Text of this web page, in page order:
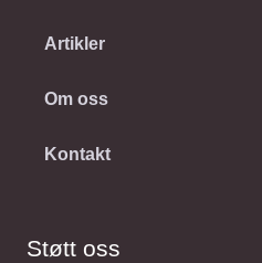
Artikler
Om oss
Kontakt
Støtt oss